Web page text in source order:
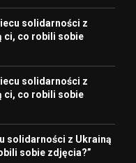
solidarności z
ci, co robili sobie
solidarności z
ci, co robili sobie
solidarności z Ukrainą
sobie zdjęcia?”